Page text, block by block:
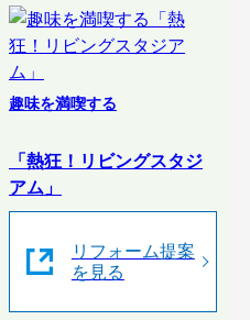
趣味を満喫する
「熱狂！リビングスタジ
アム」
リフォーム提案
を見る